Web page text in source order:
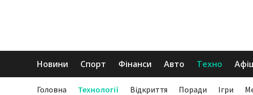
Новини Спорт Фінанси Авто Техно
Головна Технології Відкриття Поради Ігри